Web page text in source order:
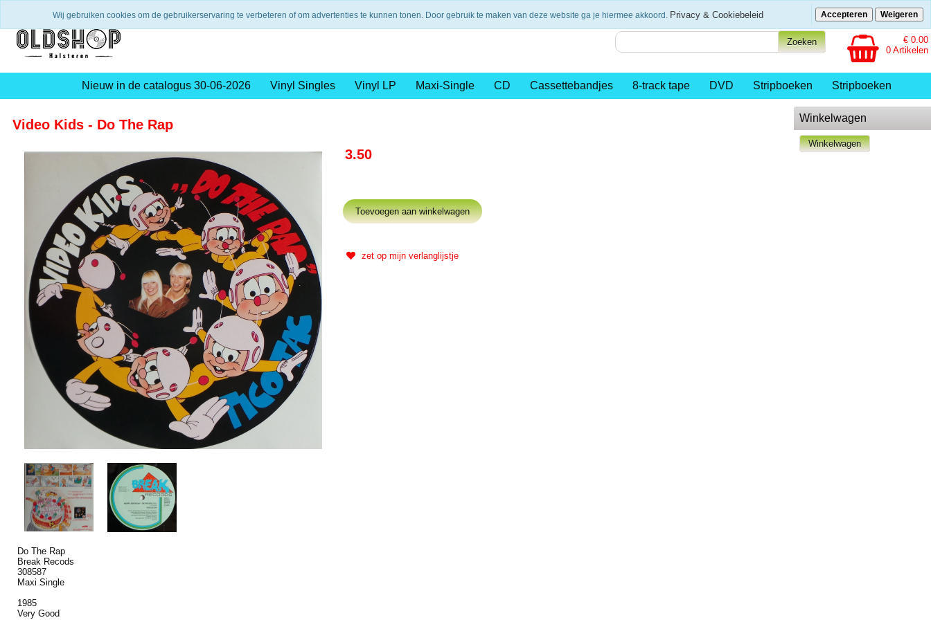
Verzending binnen 2 a 3 werkdagen Gratis verzending vanaf €75,- (NL) 14 dagen retourtermijn Veilig en eenvoudig betalen
€ 0.00
0 Artikelen
Nieuw in de catalogus 30-06-2026 Vinyl Singles Vinyl LP Maxi-Single CD Cassettebandjes 8-track tape DVD Stripboeken Stripboeken
Video Kids - Do The Rap
3.50
zet op mijn verlanglijstje
Do The Rap
Break Recods
308587
Maxi Single
1985
Very Good
Winkelwagen
Wij gebruiken cookies om de gebruikerservaring te verbeteren of om advertenties te kunnen tonen. Door gebruik te maken van deze website ga je hiermee akkoord. Privacy & Cookiebeleid Accepteren Weigeren